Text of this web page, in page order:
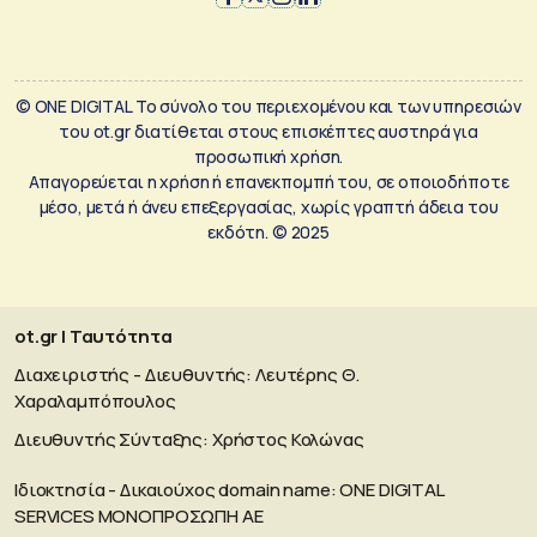
© ONE DIGITAL Το σύνολο του περιεχομένου και των υπηρεσιών
του ot.gr διατίθεται στους επισκέπτες αυστηρά για
προσωπική χρήση.
Απαγορεύεται η χρήση ή επανεκπομπή του, σε οποιοδήποτε
μέσο, μετά ή άνευ επεξεργασίας, χωρίς γραπτή άδεια του
εκδότη. © 2025
ot.gr | Ταυτότητα
Διαχειριστής - Διευθυντής: Λευτέρης Θ.
Χαραλαμπόπουλος
Διευθυντής Σύνταξης: Χρήστος Κολώνας
Ιδιοκτησία - Δικαιούχος domain name: ΟΝΕ DIGITAL
SERVICES MONOΠΡΟΣΩΠΗ ΑΕ